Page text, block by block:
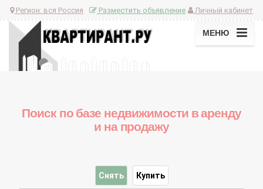
Регион: вся Россия Личный кабинет
Разместить объявление
МЕНЮ
Поиск по базе недвижимости в аренду
и на продажу
Снять Купить